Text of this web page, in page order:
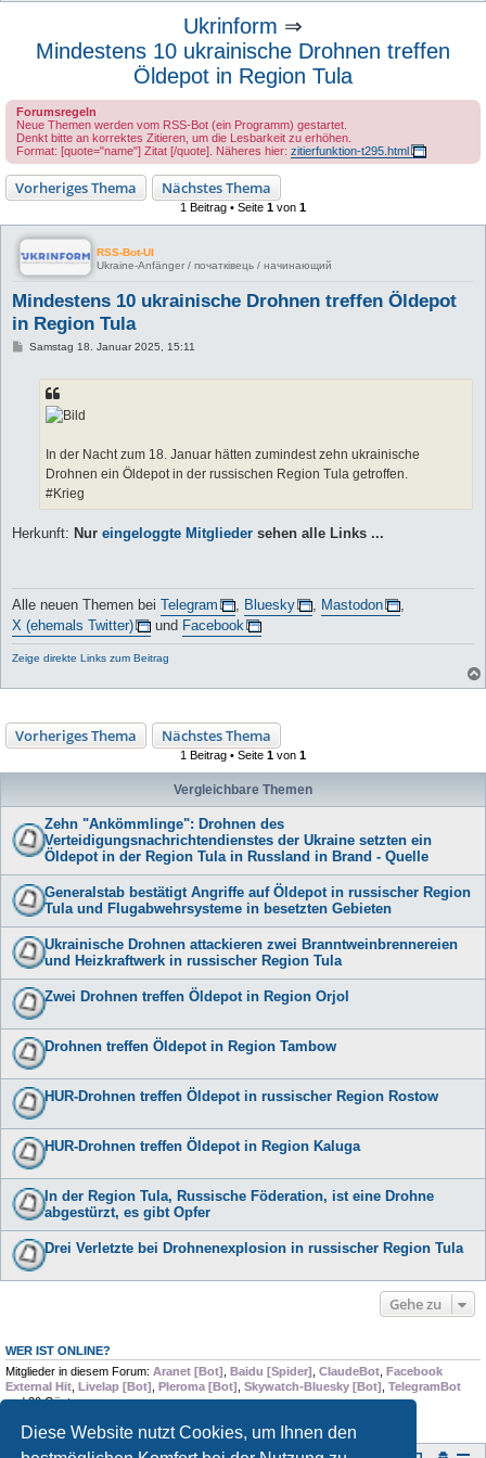
Diese Website nutzt Cookies, um Ihnen den
Ukrinform ⇒
Mindestens 10 ukrainische Drohnen treffen
Öldepot in Region Tula
Forumsregeln
Neue Themen werden vom RSS-Bot (ein Programm) gestartet.
Denkt bitte an korrektes Zitieren, um die Lesbarkeit zu erhöhen.
Format: [quote="name"] Zitat [/quote]. Näheres hier: zitierfunktion-t295.html
Vorheriges Thema Nächstes Thema
1 Beitrag • Seite 1 von 1
RSS-Bot-UI
Ukraine-Anfänger / початківець / начинающий
Mindestens 10 ukrainische Drohnen treffen Öldepot
in Region Tula
BSamstag 18. Januar 2025, 15:11
In der Nacht zum 18. Januar hätten zumindest zehn ukrainische
Drohnen ein Öldepot in der russischen Region Tula getroffen.
#Krieg
Herkunft: Nur eingeloggte Mitglieder sehen alle Links ...
Alle neuen Themen bei Telegram Bluesky Mastodon
X (ehemals Twitter)
und Facebook
Zeige direkte Links zum Beitrag
Vorheriges Thema Nächstes Thema
1 Beitrag • Seite 1 von 1
Vergleichbare Themen
Zehn "Ankömmlinge": Drohnen des
Verteidigungsnachrichtendienstes der Ukraine setzten ein
Öldepot in der Region Tula in Russland in Brand - Quelle
Generalstab bestätigt Angriffe auf Öldepot in russischer Region
Tula und Flugabwehrsysteme in besetzten Gebieten
Ukrainische Drohnen attackieren zwei Branntweinbrennereien
und Heizkraftwerk in russischer Region Tula
Zwei Drohnen treffen Öldepot in Region Orjol
Drohnen treffen Öldepot in Region Tambow
HUR-Drohnen treffen Öldepot in russischer Region Rostow
HUR-Drohnen treffen Öldepot in Region Kaluga
In der Region Tula, Russische Föderation, ist eine Drohne
abgestürzt, es gibt Opfer
Drei Verletzte bei Drohnenexplosion in russischer Region Tula
Gehe zu
WER IST ONLINE?
Mitglieder in diesem Forum: Aranet [Bot] Baidu [Spider] ClaudeBot Facebook
External Hit Livelap [Bot] Pleroma [Bot] Skywatch-Bluesky [Bot] TelegramBot
und 20 Gäste